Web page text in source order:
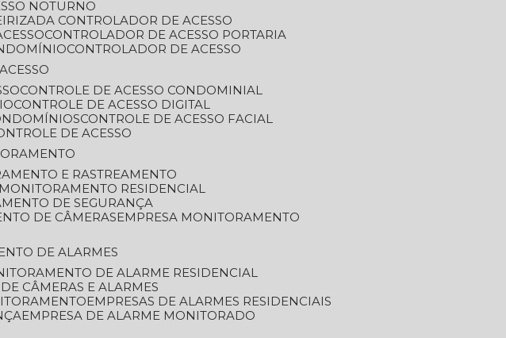
NOTURNO
CONTROLADOR DE ACESSO
CONTROLADOR DE ACESSO PORTARIA
CONTROLADOR DE ACESSO
CONTROLE DE ACESSO CONDOMINIAL
CONTROLE DE ACESSO DIGITAL
CONTROLE DE ACESSO FACIAL
DE ACESSO
E RASTREAMENTO
MONITORAMENTO RESIDENCIAL
DE SEGURANÇA
DE CÂMERAS
EMPRESA MONITORAMENTO
DE ALARMES
DE ALARME RESIDENCIAL
CÂMERAS E ALARMES
EMPRESAS DE ALARMES RESIDENCIAIS
EMPRESA DE ALARME MONITORADO